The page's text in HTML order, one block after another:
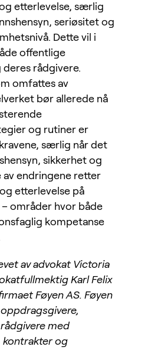
etterlevelse, særlig
seriøsitet og
Dette vil i
offentlige
rådgivere.
omfattes av
bør allerede nå
og rutiner er
særlig når det
sikkerhet og
av endringene retter
etterlevelse på
områder hvor både
kompetanse
av advokat Victoria
Karl Felix
Føyen AS. Føyen
med
kontrakter og